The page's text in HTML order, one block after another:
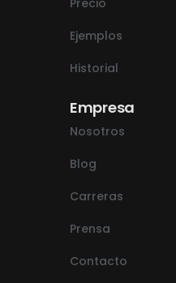
Ejemplos
Historial
Empresa
Nosotros
Blog
Carreras
Prensa
Contacto